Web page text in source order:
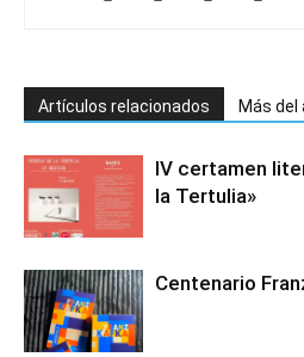
Artículos relacionados Más del
IV certamen
la Tertulia»
Centenario